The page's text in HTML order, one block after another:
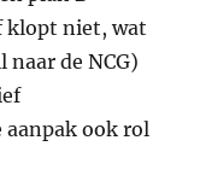
klopt niet, wat
de NCG)
aanpak ook rol